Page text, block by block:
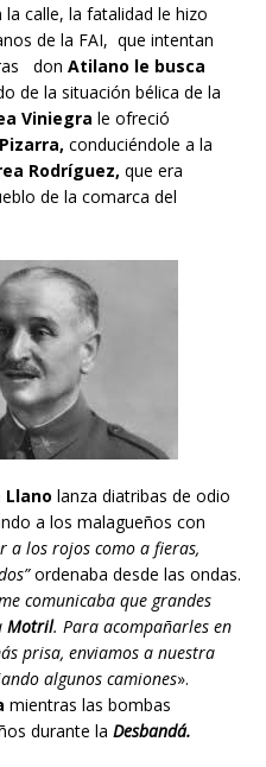
calle, la fatalidad le hizo
de la FAI, que intentan
don Atilano le busca
de la situación bélica de la
Viniegra le ofreció
Pizarra, conduciéndole a la
Rodríguez, que era
de la comarca del
Llano lanza diatribas de odio
a los malagueños con
a los rojos como a fieras,
ordenaba desde las ondas.
comunicaba que grandes
Motril. Para acompañarles en
prisa, enviamos a nuestra
algunos camiones».
mientras las bombas
durante la Desbandá.